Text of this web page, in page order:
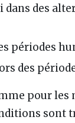
dans des
périodes
des
pour les
sont